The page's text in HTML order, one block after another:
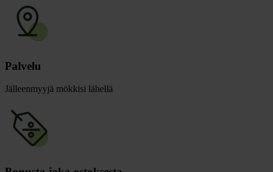
Palvelu
Jälleenmyyjä mökkisi lähellä